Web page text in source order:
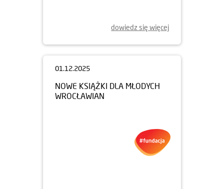
dowiedz się więcej